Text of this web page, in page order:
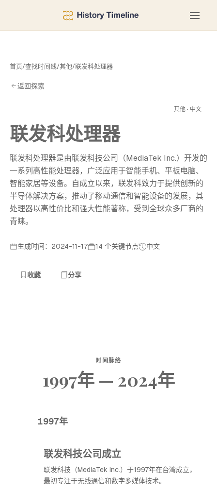
首页/查找时间线/其他/联发科处理器
返回探索
其他 · 中文
联发科处理器
联发科处理器是由联发科技公司（MediaTek Inc.）开发的
一系列高性能处理器，广泛应用于智能手机、平板电脑、
智能家居等设备。自成立以来，联发科致力于提供创新的
半导体解决方案，推动了移动通信和智能设备的发展，其
处理器以高性价比和强大性能著称，受到全球众多厂商的
青睐。
生成时间：2024-11-17 14 个关键节点 中文
收藏 分享
时间脉络
1997年 — 2024年
1997年
联发科技公司成立
联发科技（MediaTek Inc.）于1997年在台湾成立，
最初专注于无线通信和数字多媒体技术。